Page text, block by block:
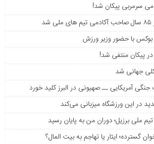
سرمربی پیکان شد!
بوکس با حضور وزیر ورزش
پیکان منتفی شد!
جهانی شد
آمریکایی ــ صهیونی در البرز کلید خورد
در این ورزشگاه میزبانی می‌کند
ملی برزیل؛ دوران من به پایان رسید
گسترده؛ ایثار یا تهاجم به بیت المال؟